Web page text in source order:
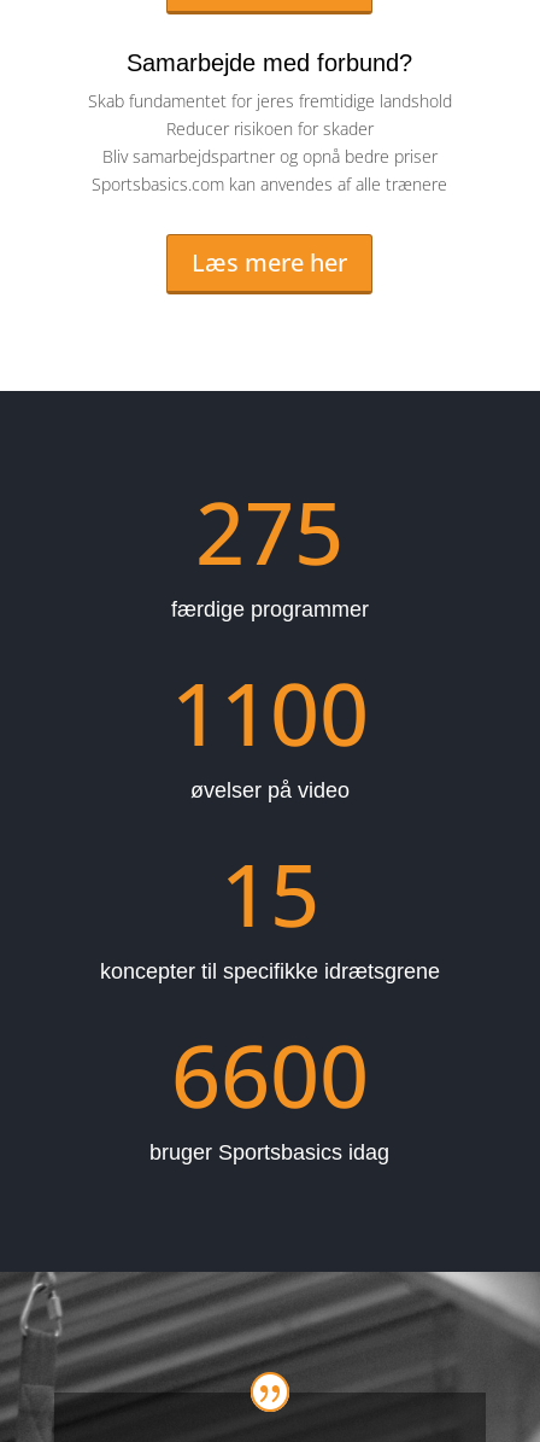
Samarbejde med forbund?
Skab fundamentet for jeres fremtidige landshold
Reducer risikoen for skader
Bliv samarbejdspartner og opnå bedre priser
Sportsbasics.com kan anvendes af alle trænere
Læs mere her
275
færdige programmer
1100
øvelser på video
15
koncepter til specifikke idrætsgrene
6600
bruger Sportsbasics idag